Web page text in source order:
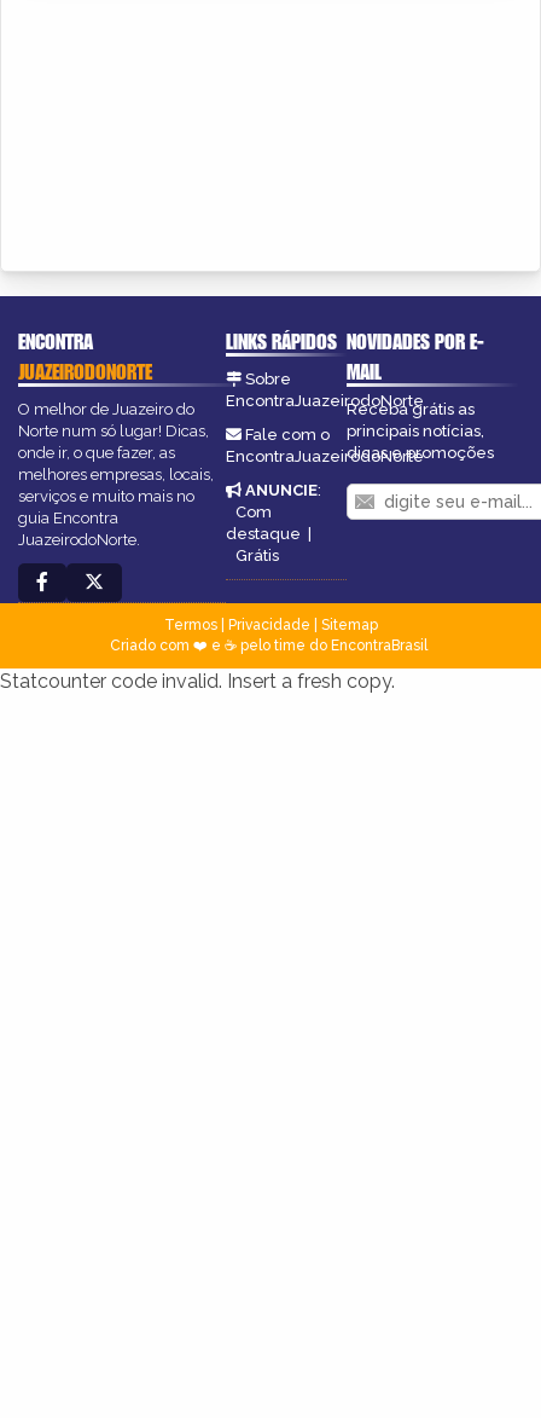
ENCONTRA
JUAZEIRODONORTE
O melhor de Juazeiro do
Norte num só lugar! Dicas,
onde ir, o que fazer, as
melhores empresas, locais,
serviços e muito mais no
guia Encontra
JuazeirodoNorte.
LINKS RÁPIDOS
Sobre
EncontraJuazeirodoNorte
Fale com o
EncontraJuazeirodoNorte
ANUNCIE:
Com
destaque |
Grátis
NOVIDADES POR E-
MAIL
Receba grátis as
principais notícias,
dicas e promoções
Termos| Privacidade
Sitemap
Criado com ❤️ e ☕ pelo time do EncontraBrasil
Statcounter code invalid. Insert a fresh copy.